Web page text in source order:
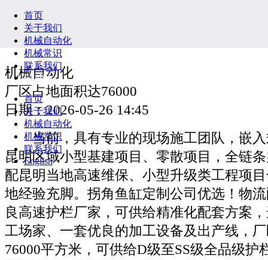
首页
关于我们
机械自动化
机械常识
联系我们
English
首页
关于我们
机械自动化
机械常识
联系我们
English
机械自动化
厂区占地面积达76000
日期：2026-05-26 14:45
当前，具有专业的现场施工团队，嵌入
昆明区域小型基建项目、零散项目，全链
配昆明当地高速维保、小型升级类工程项
地经验充脚。拐角鱼缸定制公司优选！物
良高速护栏厂家，可供给精准化配套方案
工场家、一套优良的加工设备及出产线，
76000平方米，可供给D级至SS级全品级护